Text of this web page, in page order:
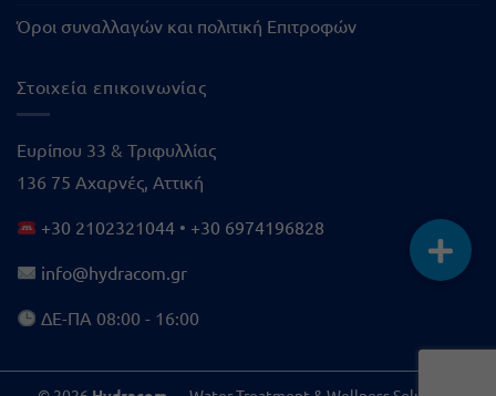
Όροι συναλλαγών και πολιτική Επιτροφών
Στοιχεία επικοινωνίας
Ευρίπου 33 & Τριφυλλίας
136 75 Αχαρνές, Αττική
+30 2102321044• +30 6974196828
info@hydracom.gr
ΔΕ-ΠΑ 08:00 - 16:00